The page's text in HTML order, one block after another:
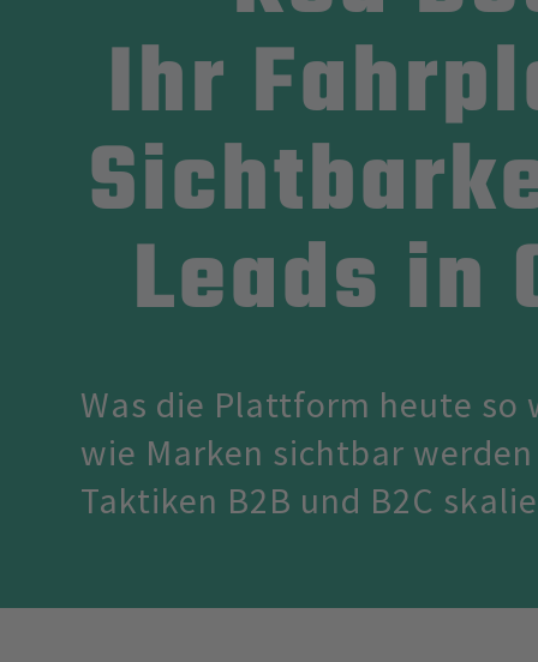
Ihr
Leads in
Was die Plattform heute so
wie Marken sichtbar
Taktiken B2B und B2C